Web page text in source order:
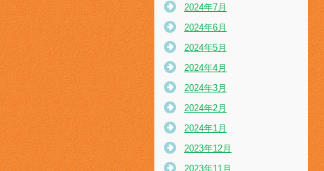
2024年7月
2024年6月
2024年5月
2024年4月
2024年3月
2024年2月
2024年1月
2023年12月
2023年11月